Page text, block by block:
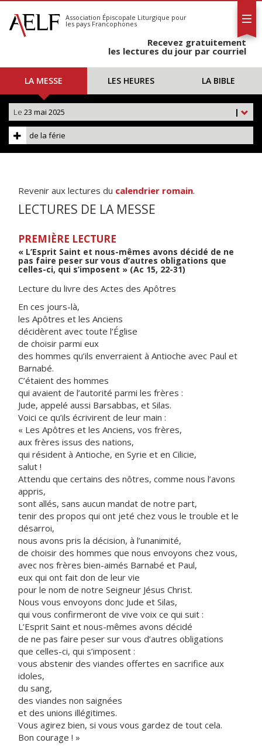
S'abonner
Calendrier
Association Épiscopale Liturgique pour
les pays Francophones
Recevez gratuitement
les lectures du jour par courriel
LA MESSE LES HEURES LA BIBLE
|
Le 23 mai 2025
de la férie
Revenir aux lectures du calendrier romain.
LECTURES DE LA MESSE
PREMIÈRE LECTURE
« L’Esprit Saint et nous-mêmes avons décidé de ne
pas faire peser sur vous d’autres obligations que
celles-ci, qui s’imposent » (Ac 15, 22-31)
Lecture du livre des Actes des Apôtres
En ces jours-là,
les Apôtres et les Anciens
décidèrent avec toute l’Église
de choisir parmi eux
des hommes qu’ils enverraient à Antioche avec Paul et
Barnabé.
C’étaient des hommes
qui avaient de l’autorité parmi les frères :
Jude, appelé aussi Barsabbas, et Silas.
Voici ce qu’ils écrivirent de leur main :
« Les Apôtres et les Anciens, vos frères,
aux frères issus des nations,
qui résident à Antioche, en Syrie et en Cilicie,
salut !
Attendu que certains des nôtres, comme nous l’avons
appris,
sont allés, sans aucun mandat de notre part,
tenir des propos qui ont jeté chez vous le trouble et le
désarroi,
nous avons pris la décision, à l’unanimité,
de choisir des hommes que nous envoyons chez vous,
avec nos frères bien-aimés Barnabé et Paul,
eux qui ont fait don de leur vie
pour le nom de notre Seigneur Jésus Christ.
Nous vous envoyons donc Jude et Silas,
qui vous confirmeront de vive voix ce qui suit :
L’Esprit Saint et nous-mêmes avons décidé
de ne pas faire peser sur vous d’autres obligations
que celles-ci, qui s’imposent :
vous abstenir des viandes offertes en sacrifice aux
idoles,
du sang,
des viandes non saignées
et des unions illégitimes.
Vous agirez bien, si vous vous gardez de tout cela.
Bon courage ! »